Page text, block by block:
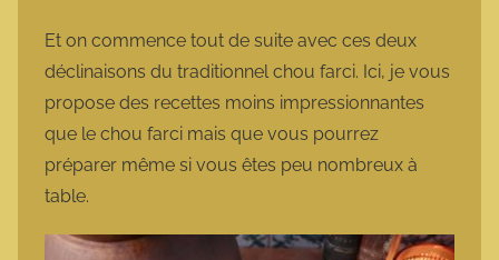
Et on commence tout de suite avec ces deux
déclinaisons du traditionnel chou farci. Ici, je vous
propose des recettes moins impressionnantes
que le chou farci mais que vous pourrez
préparer même si vous êtes peu nombreux à
table.